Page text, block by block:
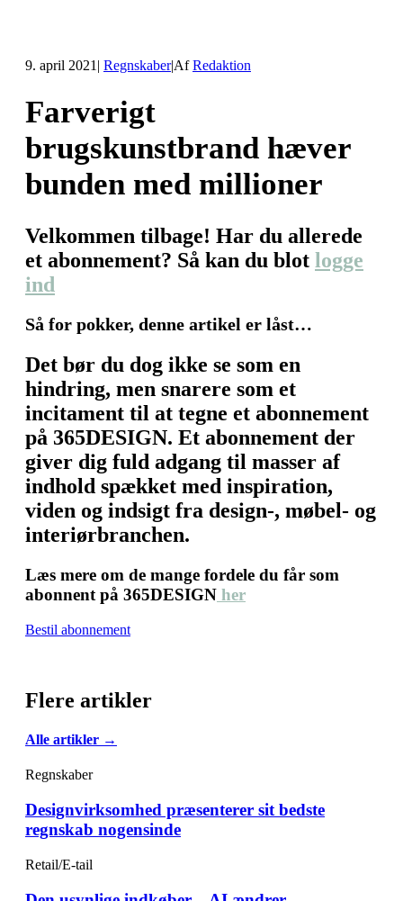
9. april 2021 | Regnskaber|AfRedaktion
Farverigt
brugskunstbrand hæver
bunden med millioner
Velkommen tilbage! Har du allerede
et abonnement? Så kan du blot logge
ind
Så for pokker, denne artikel er låst…
Det bør du dog ikke se som en
hindring, men snarere som et
incitament til at tegne et abonnement
på 365DESIGN. Et abonnement der
giver dig fuld adgang til masser af
indhold spækket med inspiration,
viden og indsigt fra design-, møbel- og
interiørbranchen.
Læs mere om de mange fordele du får som
abonnent på 365DESIGN her
Bestil abonnement
Flere artikler
Alle artikler →
Regnskaber
Designvirksomhed præsenterer sit bedste
regnskab nogensinde
Retail/E-tail